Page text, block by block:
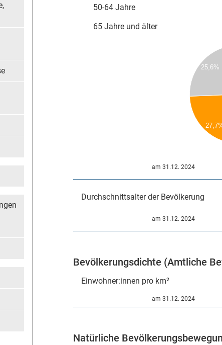
Handwerk
Dienstleistungen
Öffentlicher Dienst
50-64 Jahre
65 Jahre und älter
25,6%
am 31.12. 2024
Durchschnittsalter der Bevölkerung
am 31.12. 2024
Bevölkerungsdichte (Amtliche
Einwohner:innen pro km²
am 31.12. 2024
Natürliche